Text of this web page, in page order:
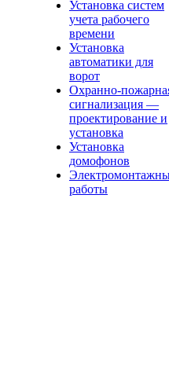
Установка систем
учета рабочего
времени
Установка
автоматики для
ворот
Охранно-
сигнализация —
проектирование и
установка
Установка
домофонов
работы